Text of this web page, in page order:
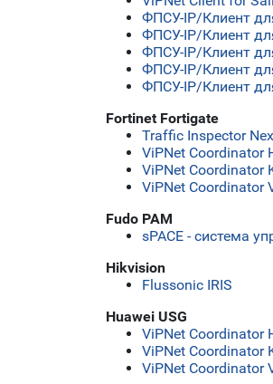
ФПСУ-IP/Клиент
ФПСУ-IP/Клиент
ФПСУ-IP/Клиент
ФПСУ-IP/Клиент
ФПСУ-IP/Клиент
Fortinet Fortigate
Traffic Inspector
ViPNet Coordinator
ViPNet Coordinator
ViPNet Coordinator
Fudo PAM
sPACE - система
Hikvision
Flussonic IRIS
Huawei USG
ViPNet Coordinator
ViPNet Coordinator
ViPNet Coordinator